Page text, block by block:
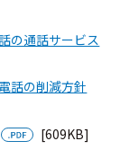
の通話サービス
話の削減方針
[609KB]